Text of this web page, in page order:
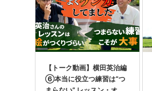
【トーク動画】横田英治編
⑥本当に役立つ練習は“つ